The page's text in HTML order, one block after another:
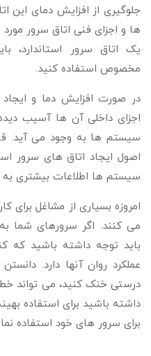
جلوگیری از افزایش دمای
ها و اجزای فنی اتاق سرور مورد
یک اتاق سرور استاندارد،
مخصوص استفاده کنید.
در صورت افزایش دما و
اجزای داخلی آن ها آسیب
سیستم ها به وجود می آید.
اصول ایجاد اتاق های سرور
سیستم ها اطلاعات بیشتری
امروزه بسیاری از مشاغل برای
می کنند. اگر سرورهای شما
باید توجه داشته باشید
عملکرد روان آنها دارد.
درستی خنک کنید، می تواند
داشته باشید برای استفاده
برای سرور های خود استفاده